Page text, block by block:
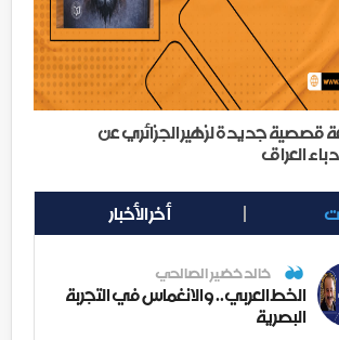
جديدة لزهير الجزائري عن
العراق
أخر الأخبار
خالد خضير الصالحي
الخط العربي.. والانغماس في التجربة
البصرية